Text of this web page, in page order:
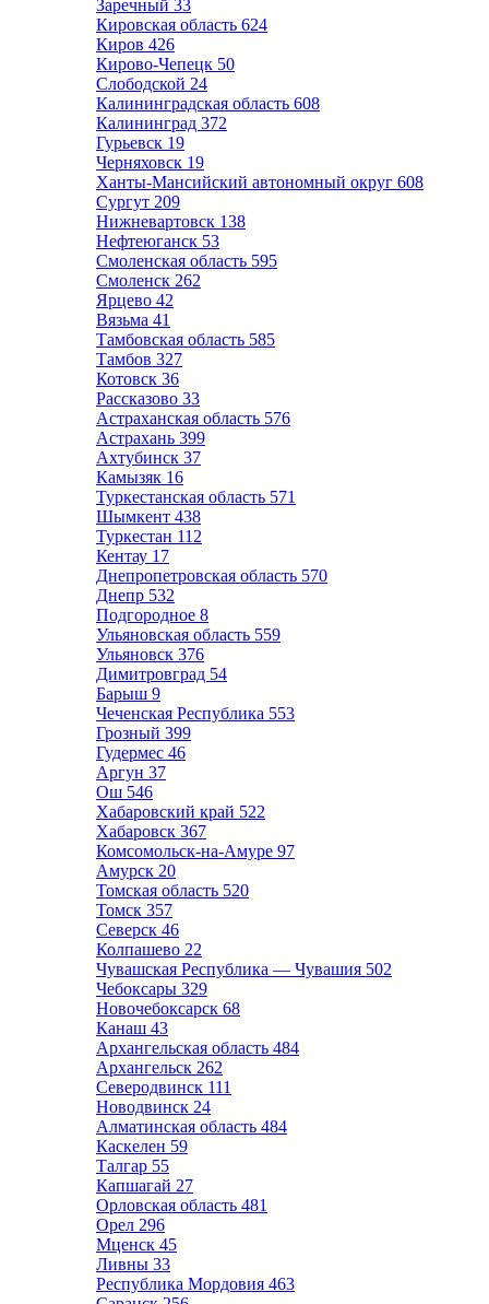
Заречный 33
Кировская область 624
Киров 426
Кирово-Чепецк 50
Слободской 24
Калининградская область 608
Калининград 372
Гурьевск 19
Черняховск 19
Ханты-Мансийский автономный округ 608
Сургут 209
Нижневартовск 138
Нефтеюганск 53
Смоленская область 595
Смоленск 262
Ярцево 42
Вязьма 41
Тамбовская область 585
Тамбов 327
Котовск 36
Рассказово 33
Астраханская область 576
Астрахань 399
Ахтубинск 37
Камызяк 16
Туркестанская область 571
Шымкент 438
Туркестан 112
Кентау 17
Днепропетровская область 570
Днепр 532
Подгородное 8
Ульяновская область 559
Ульяновск 376
Димитровград 54
Барыш 9
Чеченская Республика 553
Грозный 399
Гудермес 46
Аргун 37
Ош 546
Хабаровский край 522
Хабаровск 367
Комсомольск-на-Амуре 97
Амурск 20
Томская область 520
Томск 357
Северск 46
Колпашево 22
Чувашская Республика — Чувашия 502
Чебоксары 329
Новочебоксарск 68
Канаш 43
Архангельская область 484
Архангельск 262
Северодвинск 111
Новодвинск 24
Алматинская область 484
Каскелен 59
Талгар 55
Капшагай 27
Орловская область 481
Орел 296
Мценск 45
Ливны 33
Республика Мордовия 463